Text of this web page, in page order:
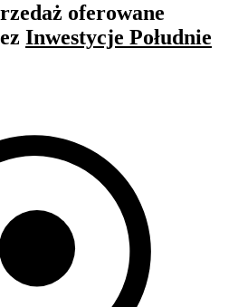
oferowane
Inwestycje Południe